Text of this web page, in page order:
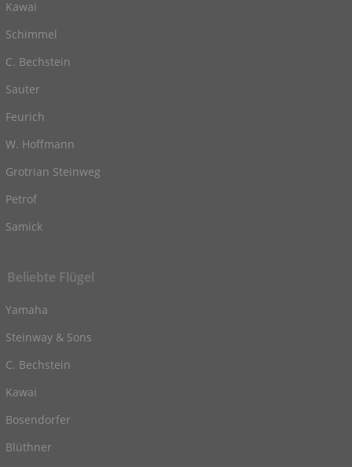
Kawai
Schimmel
C. Bechstein
Sauter
Feurich
W. Hoffmann
Grotrian Steinweg
Petrof
Samick
Beliebte Flügel
Yamaha
Steinway & Sons
C. Bechstein
Kawai
Bosendorfer
Blüthner